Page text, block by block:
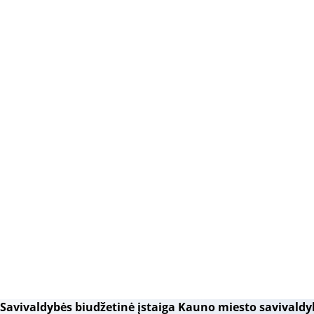
Savivaldybės biudžetinė įstaiga Kauno miesto